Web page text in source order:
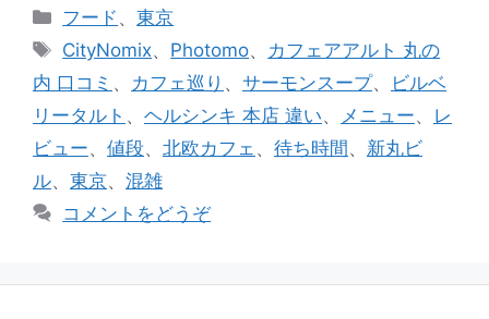
カ
テ
リ
ー
フード 、東京
タ
グ
CityNomix、 Photomo、 カフェアアルト 丸の
内 口コミ 、 カフェ巡り 、 サーモンスープ、
ビルベ
リータルト 、 ヘルシンキ 本店 違い、 メニュー、 レ
ビュー、 値段、 北欧カフェ 、 待ち時間、 新丸ビ
ル、 東京、 混雑
コメントをどうぞ